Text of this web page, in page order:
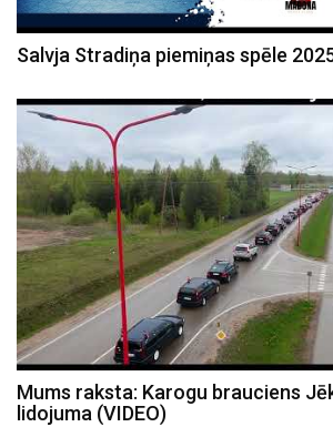
Salvja Stradiņa piemiņas spēle
Mums raksta: Karogu brauciens
lidojuma (VIDEO)